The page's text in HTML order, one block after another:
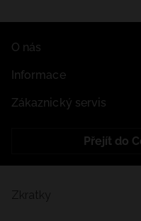
O nás
Informace
Zákaznický servis
Přejít do